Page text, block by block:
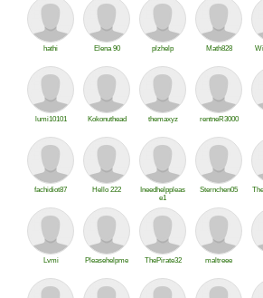
hathi Elena 90 plzhelp Math828
lumi10101 Kokonuthead themaxyz rentneR3000
fachidiot87 Hello 222
Ineedhelppleas
e1
Sternchen05
Lvmi Pleasehelpme ThePirate32 maltreee